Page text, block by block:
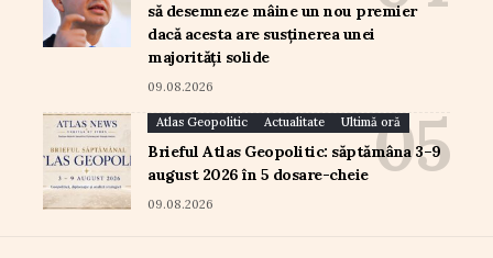
să desemneze mâine un nou premier
dacă acesta are susținerea unei
majorități solide
09.08.2026
Atlas Geopolitic Actualitate Ultimă oră
Brieful Atlas Geopolitic: săptămâna 3–9
august 2026 în 5 dosare-cheie
09.08.2026